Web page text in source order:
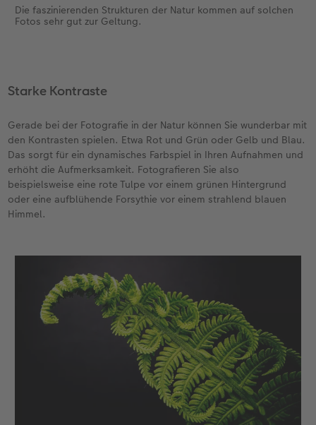
Die faszinierenden Strukturen der Natur kommen auf solchen
Fotos sehr gut zur Geltung.
Starke Kontraste
Gerade bei der Fotografie in der Natur können Sie wunderbar mit
den Kontrasten spielen. Etwa Rot und Grün oder Gelb und Blau.
Das sorgt für ein dynamisches Farbspiel in Ihren Aufnahmen und
erhöht die Aufmerksamkeit. Fotografieren Sie also
beispielsweise eine rote Tulpe vor einem grünen Hintergrund
oder eine aufblühende Forsythie vor einem strahlend blauen
Himmel.